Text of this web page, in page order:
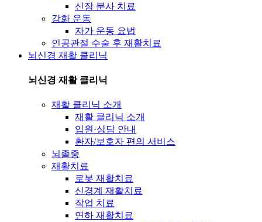
신장 분사 치료
강화 운동
자가 운동 요법
인공관절 수술 후 재활치료
뇌신경 재활 클리닉
뇌신경 재활 클리닉
재활 클리닉 소개
재활 클리닉 소개
입원·상담 안내
환자/보호자 편의 서비스
뇌졸중
재활치료
로봇 재활치료
신경계 재활치료
작업 치료
연하 재활치료